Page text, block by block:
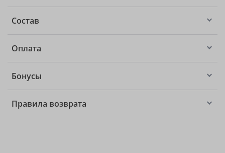
Состав
Оплата
Бонусы
Правила возврата